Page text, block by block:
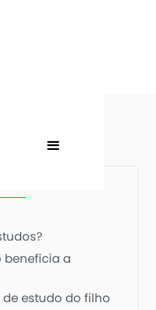
beneficia a
estudo do filho